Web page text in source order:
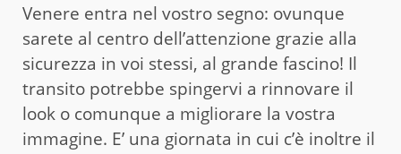
Venere entra nel vostro segno: ovunque
sarete al centro dell’attenzione grazie alla
sicurezza in voi stessi, al grande fascino! Il
transito potrebbe spingervi a rinnovare il
look o comunque a migliorare la vostra
immagine. E’ una giornata in cui c’è inoltre il